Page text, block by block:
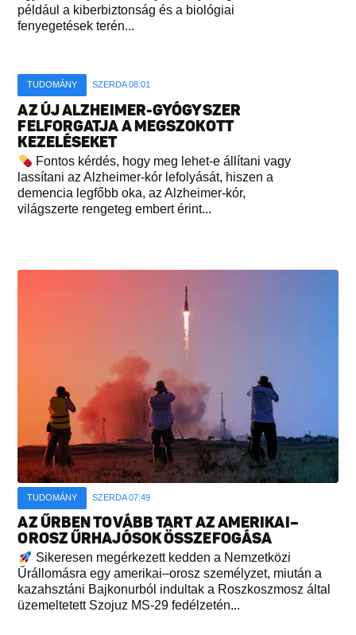
például a kiberbiztonság és a biológiai
fenyegetések terén...
TUDOMÁNY SZERDA 08:01
AZ ÚJ ALZHEIMER-GYÓGYSZER
FELFORGATJA A MEGSZOKOTT
KEZELÉSEKET
Fontos kérdés, hogy meg lehet-e állítani vagy
lassítani az Alzheimer-kór lefolyását, hiszen a
demencia legfőbb oka, az Alzheimer-kór,
világszerte rengeteg embert érint...
TUDOMÁNY SZERDA 07:49
AZ ŰRBEN TOVÁBB TART AZ AMERIKAI–
OROSZ ŰRHAJÓSOK ÖSSZEFOGÁSA
Sikeresen megérkezett kedden a Nemzetközi
Űrállomásra egy amerikai–orosz személyzet, miután a
kazahsztáni Bajkonurból indultak a Roszkoszmosz által
üzemeltetett Szojuz MS-29 fedélzetén...